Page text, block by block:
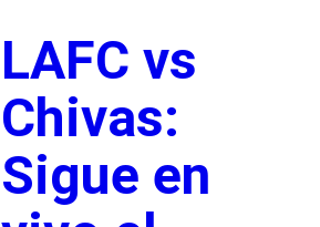
LAFC vs
Chivas:
Sigue en